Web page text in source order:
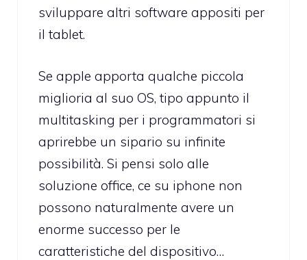
sviluppare altri software appositi per
il tablet.
Se apple apporta qualche piccola
miglioria al suo OS, tipo appunto il
multitasking per i programmatori si
aprirebbe un sipario su infinite
possibilità. Si pensi solo alle
soluzione office, ce su iphone non
possono naturalmente avere un
enorme successo per le
caratteristiche del dispositivo…